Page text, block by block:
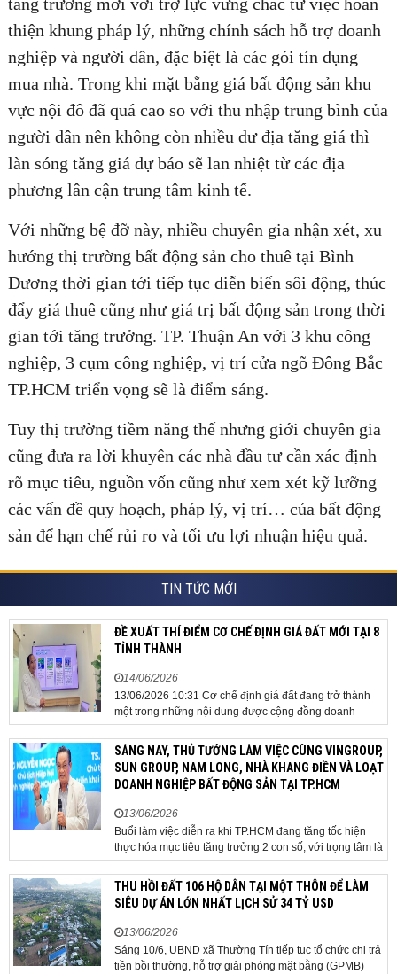
thiện khung pháp lý, những chính sách hỗ trợ doanh
nghiệp và người dân, đặc biệt là các gói tín dụng
mua nhà. Trong khi mặt bằng giá bất động sản khu
vực nội đô đã quá cao so với thu nhập trung bình của
người dân nên không còn nhiều dư địa tăng giá thì
làn sóng tăng giá dự báo sẽ lan nhiệt từ các địa
phương lân cận trung tâm kinh tế.
Với những bệ đỡ này, nhiều chuyên gia nhận xét, xu
hướng thị trường bất động sản cho thuê tại Bình
Dương thời gian tới tiếp tục diễn biến sôi động, thúc
đẩy giá thuê cũng như giá trị bất động sản trong thời
gian tới tăng trưởng. TP. Thuận An với 3 khu công
nghiệp, 3 cụm công nghiệp, vị trí cửa ngõ Đông Bắc
TP.HCM triển vọng sẽ là điểm sáng.
Tuy thị trường tiềm năng thế nhưng giới chuyên gia
cũng đưa ra lời khuyên các nhà đầu tư cần xác định
rõ mục tiêu, nguồn vốn cũng như xem xét kỹ lưỡng
các vấn đề quy hoạch, pháp lý, vị trí… của bất động
sản để hạn chế rủi ro và tối ưu lợi nhuận hiệu quả.
TIN TỨC MỚI
ĐỀ XUẤT THÍ ĐIỂM CƠ CHẾ ĐỊNH GIÁ ĐẤT MỚI TẠI 8
TỈNH THÀNH
14/06/2026
13/06/2026 10:31 Cơ chế định giá đất đang trở thành
một trong những nội dung được cộng đồng doanh
nghiệp, các chuyên gia và cơ quan quản lý đặc biệt
quan tâm khi tác động trực tiếp đến quá trình triển khai
dự án, thu hút đầu tư và sự phát triển ổn định của...
SÁNG NAY, THỦ TƯỚNG LÀM VIỆC CÙNG VINGROUP,
SUN GROUP, NAM LONG, NHÀ KHANG ĐIỀN VÀ LOẠT
DOANH NGHIỆP BẤT ĐỘNG SẢN TẠI TP.HCM
13/06/2026
Buổi làm việc diễn ra khi TP.HCM đang tăng tốc hiện
thực hóa mục tiêu tăng trưởng 2 con số, với trọng tâm là
giải ngân đầu tư công, hoàn thiện mô hình chính quyền
địa phương 2 cấp, phát triển nhà ở xã hội và xử lý các
vướng mắc về cơ chế, chính...
THU HỒI ĐẤT 106 HỘ DÂN TẠI MỘT THÔN ĐỂ LÀM
SIÊU DỰ ÁN LỚN NHẤT LỊCH SỬ 34 TỶ USD
13/06/2026
Sáng 10/6, UBND xã Thường Tín tiếp tục tổ chức chi trả
tiền bồi thường, hỗ trợ giải phóng mặt bằng (GPMB)